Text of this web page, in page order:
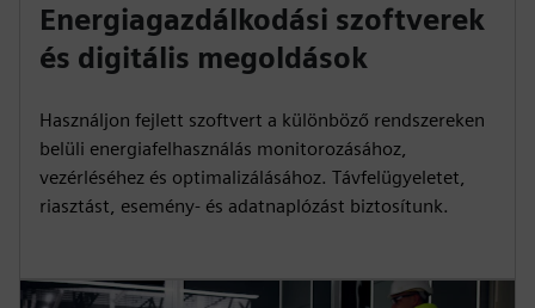
Energiagazdálkodási szoftverek
és digitális megoldások
Használjon fejlett szoftvert a különböző rendszereken
belüli energiafelhasználás monitorozásához,
vezérléséhez és optimalizálásához. Távfelügyeletet,
riasztást, esemény- és adatnaplózást biztosítunk.